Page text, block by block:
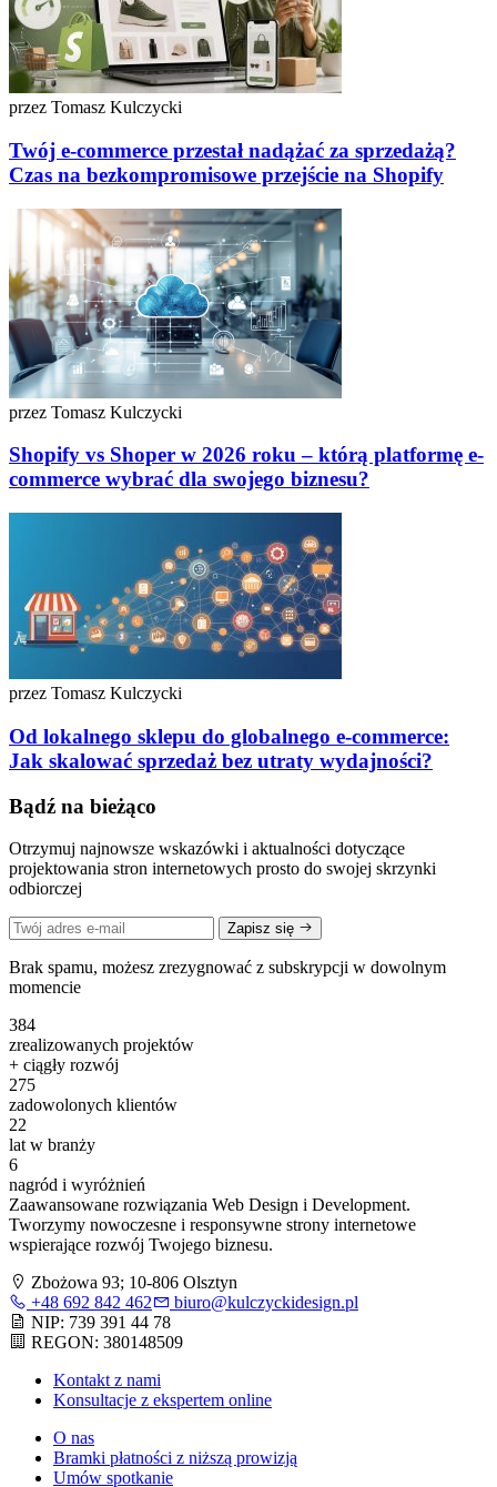
przez Tomasz Kulczycki
Twój e-commerce przestał nadążać za sprzedażą?
Czas na bezkompromisowe przejście na Shopify
przez Tomasz Kulczycki
Shopify vs Shoper w 2026 roku – którą platformę e-
commerce wybrać dla swojego biznesu?
przez Tomasz Kulczycki
Od lokalnego sklepu do globalnego e-commerce:
Jak skalować sprzedaż bez utraty wydajności?
Bądź na bieżąco
Otrzymuj najnowsze wskazówki i aktualności dotyczące
projektowania stron internetowych prosto do swojej skrzynki
odbiorczej
Zapisz się
Brak spamu, możesz zrezygnować z subskrypcji w dowolnym
momencie
384
zrealizowanych projektów
+ ciągły rozwój
275
zadowolonych klientów
22
lat w branży
6
nagród i wyróżnień
Zaawansowane rozwiązania Web Design i Development.
Tworzymy nowoczesne i responsywne strony internetowe
wspierające rozwój Twojego biznesu.
Zbożowa 93; 10-806 Olsztyn
+48 692 842 462
biuro@kulczyckidesign.pl
NIP: 739 391 44 78
REGON: 380148509
Kontakt z nami
Konsultacje z ekspertem online
O nas
Bramki płatności z niższą prowizją
Umów spotkanie